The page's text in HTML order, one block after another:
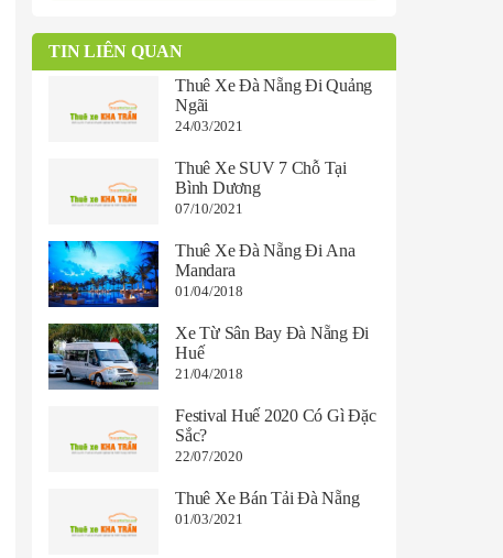
TIN LIÊN QUAN
Thuê Xe Đà Nẵng Đi Quảng
Ngãi
24/03/2021
Thuê Xe SUV 7 Chỗ Tại
Bình Dương
07/10/2021
Thuê Xe Đà Nẵng Đi Ana
Mandara
01/04/2018
Xe Từ Sân Bay Đà Nẵng Đi
Huế
21/04/2018
Festival Huế 2020 Có Gì Đặc
Sắc?
22/07/2020
Thuê Xe Bán Tải Đà Nẵng
01/03/2021